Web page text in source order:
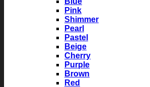
Pink
Shimmer
Pearl
Pastel
Beige
Cherry
Purple
Brown
Red